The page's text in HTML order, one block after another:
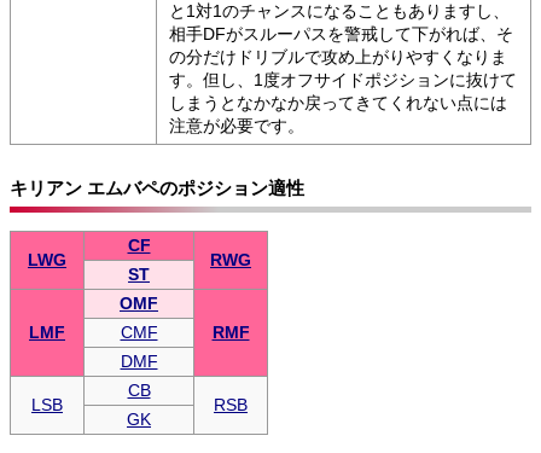
と1対1のチャンスになることもありますし、
相手DFがスルーパスを警戒して下がれば、そ
の分だけドリブルで攻め上がりやすくなりま
す。但し、1度オフサイドポジションに抜けて
しまうとなかなか戻ってきてくれない点には
注意が必要です。
キリアン エムバペのポジション適性
LWG
CF
RWG
ST
LMF
OMF
RMF
CMF
DMF
LSB
CB
RSB
GK